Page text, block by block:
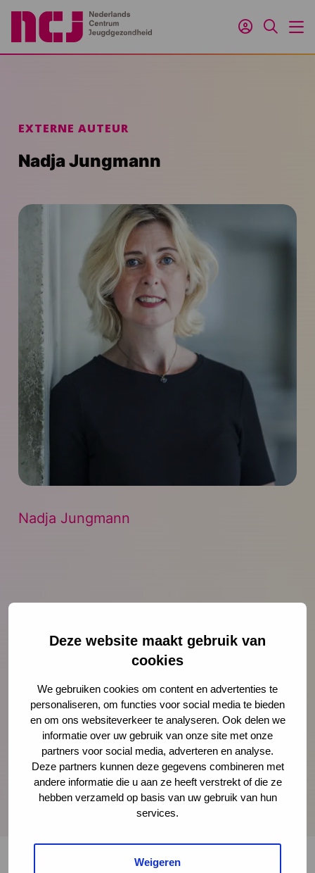
Deze website maakt gebruik van
cookies
We gebruiken cookies om content en advertenties te
personaliseren, om functies voor social media te bieden
en om ons websiteverkeer te analyseren. Ook delen we
informatie over uw gebruik van onze site met onze
partners voor social media, adverteren en analyse.
Deze partners kunnen deze gegevens combineren met
andere informatie die u aan ze heeft verstrekt of die ze
hebben verzameld op basis van uw gebruik van hun
services.
Weigeren
Inloggen
Zoeken
EXTERNE AUTEUR
Nadja Jungmann
Nadja Jungmann
‘Schulden en Incasso’ bij
Hogeschool Utrecht. Zij houdt zich bezig met de
problematiek ons dagelijks leven beïnvloedt en hoe
armoede en
schuldenproblematiek ontregeld kunnen worden.